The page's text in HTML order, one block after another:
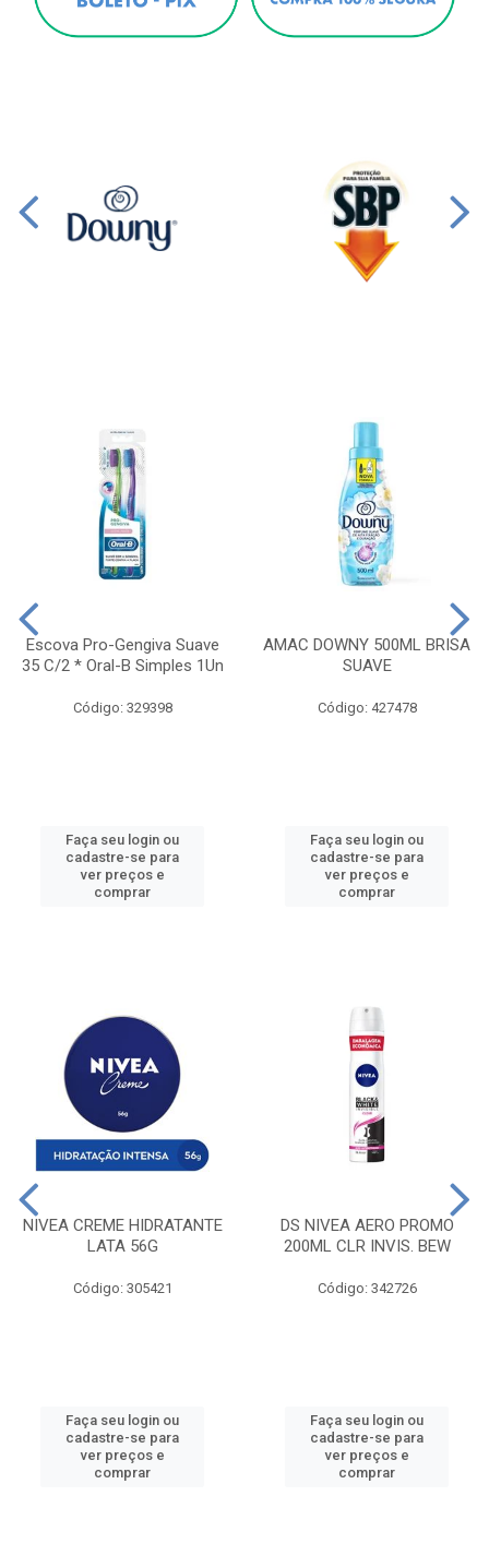
Escova Pro-Gengiva Suave
35 C/2 * Oral-B Simples 1Un
Código: 329398
Faça seu login ou
cadastre-se para
ver preços e
comprar
AMAC DOWNY 500ML BRISA
SUAVE
Código: 427478
Faça seu login ou
cadastre-se para
ver preços e
comprar
NIVEA CREME HIDRATANTE
LATA 56G
Código: 305421
Faça seu login ou
cadastre-se para
ver preços e
comprar
DS NIVEA AERO PROMO
200ML CLR INVIS. BEW
Código: 342726
Faça seu login ou
cadastre-se para
ver preços e
comprar